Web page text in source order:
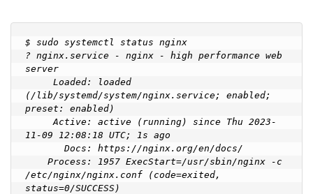
$ sudo systemctl status nginx
? nginx.service - nginx - high performance web
server
(/lib/systemd/system/nginx.service; enabled;
preset: enabled)
     Active: active (running) since Thu 2023-
11-09 12:08:18 UTC; 1s ago
/etc/nginx/nginx.conf (code=exited,
status=0/SUCCESS)